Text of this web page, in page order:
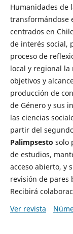
Humanidades de
transformándose
centrados en
de interés social,
proceso de
local y regional la
objetivos y
producción de
de Género y sus
las ciencias
partir del
Palimpsesto solo
de estudios,
acceso abierto, y
revisión de pares
Recibirá
Ver revista